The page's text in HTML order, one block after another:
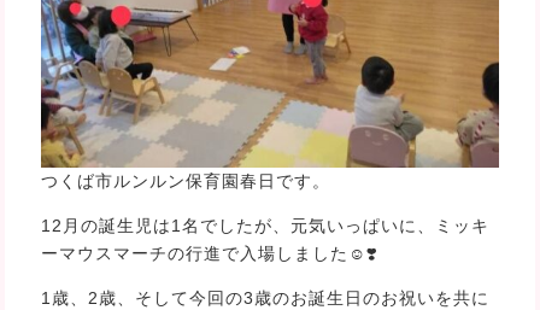
つくば市ルンルン保育園春日です。
12月の誕生児は1名でしたが、元気いっぱいに、ミッキ
ーマウスマーチの行進で入場しました☺❣️
1歳、2歳、そして今回の3歳のお誕生日のお祝いを共に